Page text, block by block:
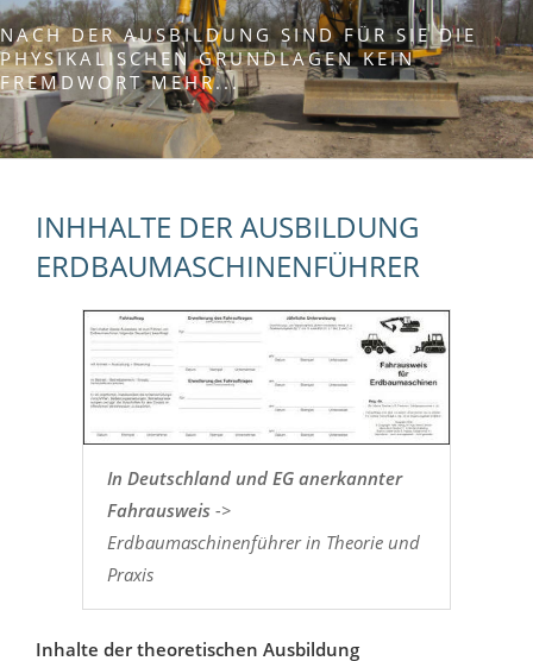
NACH DER AUSBILDUNG SIND FÜR SIE DIE
PHYSIKALISCHEN GRUNDLAGEN KEIN
FREMDWORT MEHR...
INHHALTE DER AUSBILDUNG
ERDBAUMASCHINENFÜHRER
In Deutschland und EG anerkannter
Fahrausweis->
Erdbaumaschinenführer in Theorie und
Praxis
Inhalte der theoretischen Ausbildung